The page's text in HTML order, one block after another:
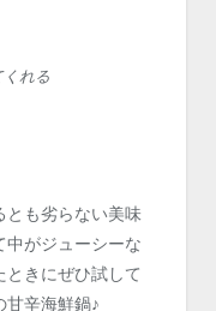
れる
とも劣らない美味
中がジューシーな
きにぜひ試して
辛海鮮鍋♪